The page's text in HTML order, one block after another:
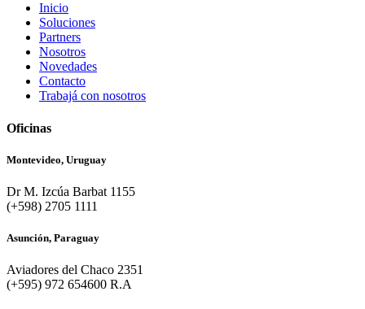
Inicio
Soluciones
Partners
Nosotros
Novedades
Contacto
Trabajá con nosotros
Oficinas
Montevideo, Uruguay
Dr M. Izcúa Barbat 1155
(+598) 2705 1111
Asunción, Paraguay
Aviadores del Chaco 2351
(+595) 972 654600 R.A